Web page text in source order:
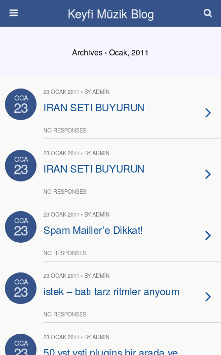
Keyfi Müzik Blog
Archives › Ocak, 2011
OCA
23
23 OCAK 2011 • BY ADMIN
IRAN SETI BUYURUN
NO RESPONSES
OCA
23
23 OCAK 2011 • BY ADMIN
IRAN SETI BUYURUN
NO RESPONSES
OCA
23
23 OCAK 2011 • BY ADMIN
Spam Mailler’e Dikkat!
NO RESPONSES
OCA
23
23 OCAK 2011 • BY ADMIN
istek – batı tarz ritmler arıyoum
NO RESPONSES
OCA
23 OCAK 2011 • BY ADMIN
50 vst,vsti plugins bir arada ve